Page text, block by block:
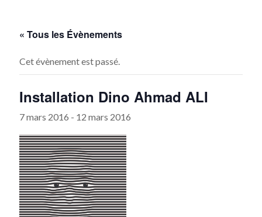
« Tous les Évènements
Cet évènement est passé.
Installation Dino Ahmad ALI
7 mars 2016 - 12 mars 2016